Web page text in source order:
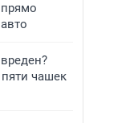
чашек